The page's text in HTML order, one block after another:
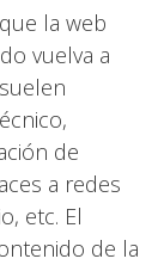
la web
vuelva a
de
a redes
etc. El
de la